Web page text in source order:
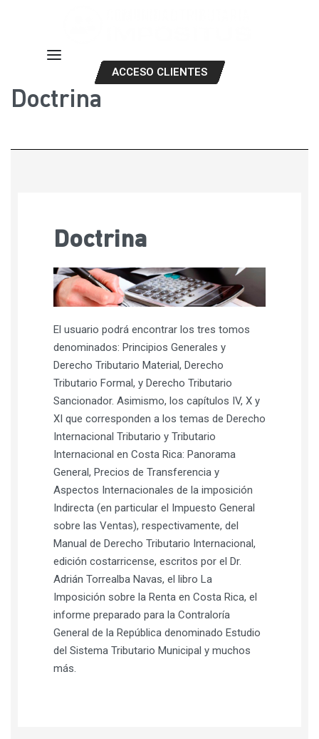
ACCESO CLIENTES
Doctrina
Doctrina
El usuario podrá encontrar los tres tomos
denominados: Principios Generales y
Derecho Tributario Material, Derecho
Tributario Formal, y Derecho Tributario
Sancionador. Asimismo, los capítulos IV, X y
XI que corresponden a los temas de Derecho
Internacional Tributario y Tributario
Internacional en Costa Rica: Panorama
General, Precios de Transferencia y
Aspectos Internacionales de la imposición
Indirecta (en particular el Impuesto General
sobre las Ventas), respectivamente, del
Manual de Derecho Tributario Internacional,
edición costarricense, escritos por el Dr.
Adrián Torrealba Navas, el libro La
Imposición sobre la Renta en Costa Rica, el
informe preparado para la Contraloría
General de la República denominado Estudio
del Sistema Tributario Municipal y muchos
más.